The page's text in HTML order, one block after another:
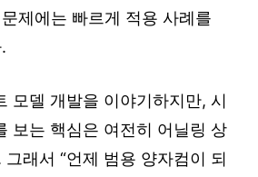
제에는 빠르게 적용 사례를
모델 개발을 이야기하지만, 시
보는 핵심은 여전히 어닐링 상
래서 “언제 범용 양자컴이 되